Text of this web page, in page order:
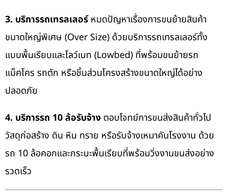
3. บริการรถเทรลเลอร์หมดปัญหาเรื่องการขนย้ายสินค้า
ขนาดใหญ่พิเศษ (Over Size) ด้วยบริการรถเทรลเลอร์ทั้ง
แบบพื้นเรียบและโลว์เบท (Lowbed) ที่พร้อมขนย้ายรถ
แม็คโคร รถตัก หรือชิ้นส่วนโครงสร้างขนาดใหญ่ได้อย่าง
ปลอดภัย
4. บริการรถ 10 ล้อรับจ้าง ตอบโจทย์การขนส่งสินค้าทั่วไป
วัสดุก่อสร้าง ดิน หิน ทราย หรือรับจ้างเหมาคันโรงงาน ด้วย
รถ 10 ล้อคอกและกระบะพื้นเรียบที่พร้อมวิ่งงานขนส่งอย่าง
รวดเร็ว